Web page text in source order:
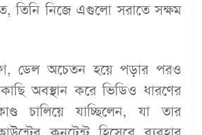
তিনি নিজে এগুলো সরাতে সক্ষম
ডেল অচেতন হয়ে পড়ার পরও
অবস্থান করে ভিডিও ধারণের
চালিয়ে যাচ্ছিলেন, যা তার